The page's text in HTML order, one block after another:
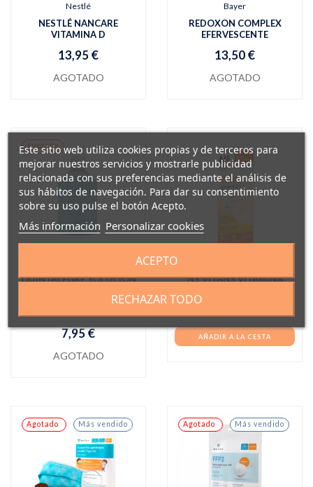
Nestlé
NESTLÉ NANCARE
VITAMINA D
13,95 €
AGOTADO
Bayer
REDOXON COMPLEX
EFERVESCENTE
13,50 €
AGOTADO
Agotado
QUINTALEGRE SOLUCIÓN
DESINFECTANTE DE
7,95 €
AGOTADO
NS VITANS VITAMINA
AÑADIR A LA CESTA
Agotado Más vendido Agotado Más vendido
Este sitio web utiliza cookies propias y de terceros para
mejorar nuestros servicios y mostrarle publicidad
relacionada con sus preferencias mediante el análisis de
sus hábitos de navegación. Para dar su consentimiento
sobre su uso pulse el botón Acepto.
Más información Personalizar cookies
RECHAZAR TODO
ACEPTO